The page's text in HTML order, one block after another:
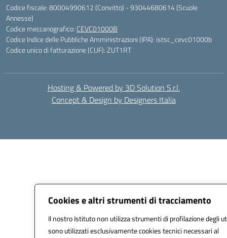
Cookies e altri strumenti di tracciamento
Il nostro Istituto non utilizza strumenti di profilazione degli
sono utilizzati esclusivamente cookies tecnici necessari al
Codice fiscale: 80004990612 (Convitto) - 93044680614 (Scuole
Annesse)
Codice meccanografico: CEVC01000B
Codice Indice delle Pubbliche Amministrazioni (IPA): istsc_cevc01000b
Codice unico di fatturazione (CUF): ZUT1RT
Hosting & Powered by 3D Solution S.r.l.
Concept & Design by Designers Italia